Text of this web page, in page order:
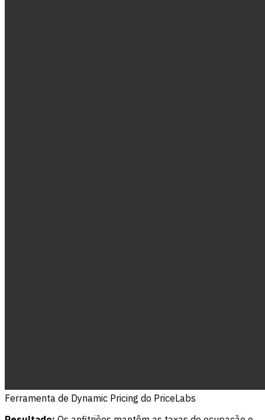
Ferramenta de Dynamic Pricing do PriceLabs